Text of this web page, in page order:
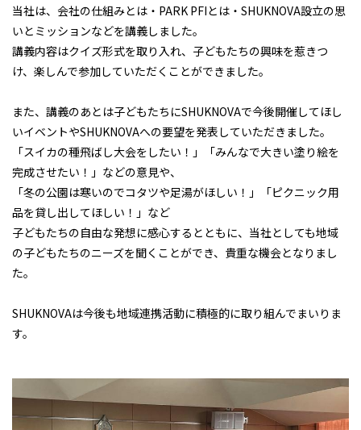
当社は、会社の仕組みとは・PARK PFIとは・SHUKNOVA設立の思
いとミッションなどを講義しました。
講義内容はクイズ形式を取り入れ、子どもたちの興味を惹きつ
け、楽しんで参加していただくことができました。
また、講義のあとは子どもたちにSHUKNOVAで今後開催してほし
いイベントやSHUKNOVAへの要望を発表していただきました。
「スイカの種飛ばし大会をしたい！」「みんなで大きい塗り絵を
完成させたい！」などの意見や、
「冬の公園は寒いのでコタツや足湯がほしい！」「ピクニック用
品を貸し出してほしい！」など
子どもたちの自由な発想に感心するとともに、当社としても地域
の子どもたちのニーズを聞くことができ、貴重な機会となりまし
た。
SHUKNOVAは今後も地域連携活動に積極的に取り組んでまいりま
す。